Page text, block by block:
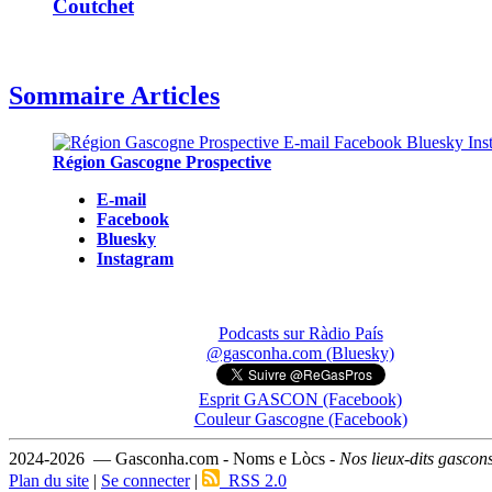
Coutchet
Sommaire Articles
Région Gascogne Prospective
E-mail
Facebook
Bluesky
Instagram
Podcasts sur Ràdio País
@gasconha.com (Bluesky)
Esprit GASCON (Facebook)
Couleur Gascogne (Facebook)
2024-2026 — Gasconha.com - Noms e Lòcs - Nos lieux-dits
Plan du site | Se connecter| RSS 2.0